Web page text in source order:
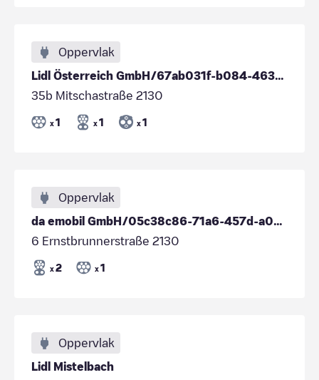
Oppervlak
Lidl Österreich GmbH/67ab031f-b084-4637-8932-bd68a3475e02
35b Mitschastraße 2130
x 1 x 1 x 1
Oppervlak
da emobil GmbH/05c38c86-71a6-457d-a0a5-1f732f47c909
6 Ernstbrunnerstraße 2130
x 2 x 1
Oppervlak
Lidl Mistelbach